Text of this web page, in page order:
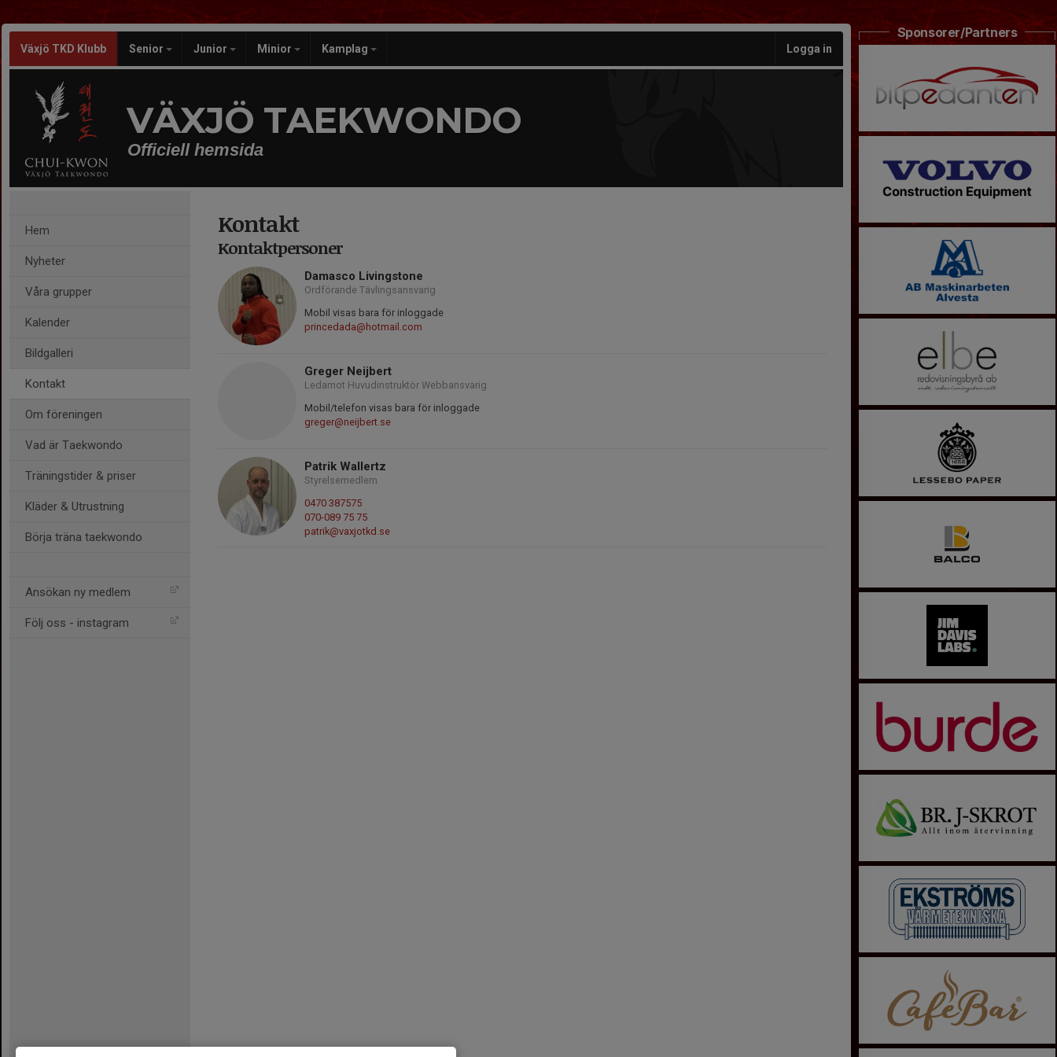
Växjö TKD Klubb Senior Junior Minior Kamplag Logga in
VÄXJÖ TAEKWONDO
Officiell hemsida
Hem
Nyheter
Våra grupper
Kalender
Bildgalleri
Kontakt
Om föreningen
Vad är Taekwondo
Träningstider & priser
Kläder & Utrustning
Börja träna taekwondo
Ansökan ny medlem
Följ oss - instagram
Kontakt
Kontaktpersoner
Damasco Livingstone
Ordförande Tävlingsansvarig
Mobil visas bara för inloggade
princedada@hotmail.com
Greger Neijbert
Ledamot Huvudinstruktör Webbansvarig
Mobil/telefon visas bara för inloggade
greger@neijbert.se
Patrik Wallertz
Styrelsemedlem
0470 387575
070-089 75 75
patrik@vaxjotkd.se
Sponsorer/Partners